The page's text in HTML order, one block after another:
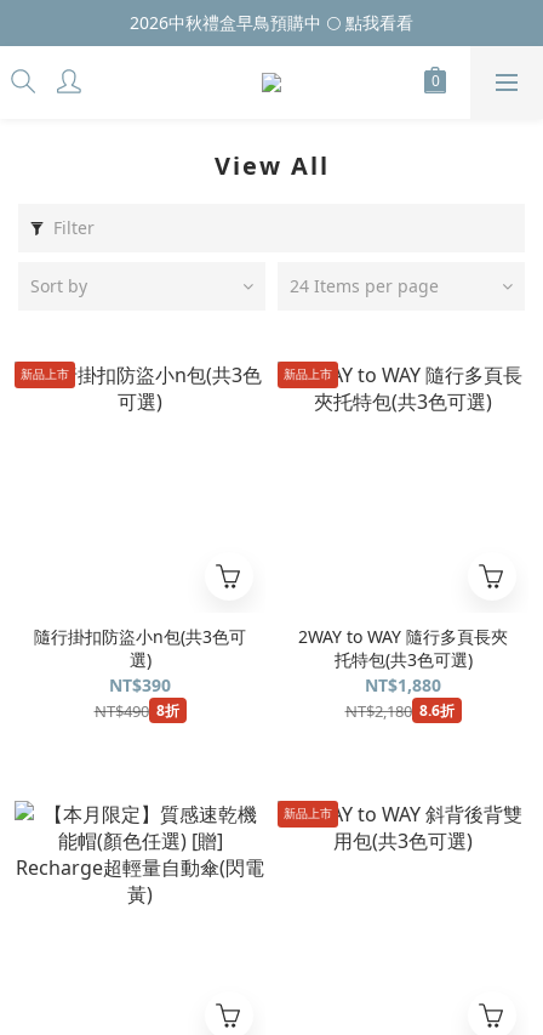
2026中秋禮盒早鳥預購中 🌕 點我看看
View All
Filter
Sort by 24 Items per page
新品上市
隨行掛扣防盜小n包(共3色可
選)
NT$390
NT$490 8折
新品上市
2WAY to WAY 隨行多頁長夾
托特包(共3色可選)
NT$1,880
NT$2,180 8.6折
新品上市